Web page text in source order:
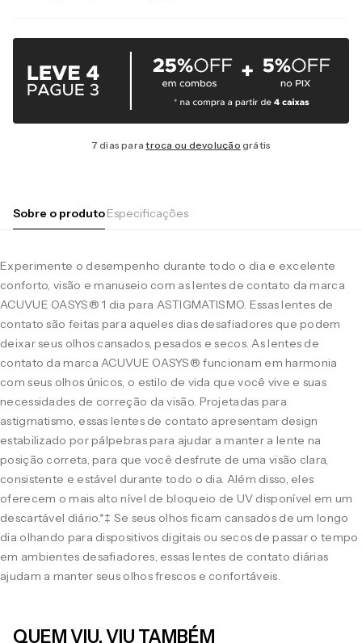
7 dias paratroca ou devolução grátis
Sobre o produtoEspecificações
Experimente o desempenho durante todo o dia e excelente
conforto, visão e manuseio com as lentes de contato da marca
ACUVUE OASYS® 1 dia para ASTIGMATISMO. Essas lentes de
contato são feitas para aqueles dias desafiadores que podem
deixar seus olhos cansados, pesados e secos. As lentes de
contato da marca ACUVUE OASYS® funcionam em harmonia
com seus olhos únicos, o estilo de vida que você vive e suas
necessidades de correção da visão. Projetadas para
astigmatismo, essas lentes de contato apresentam design
estabilizado por pálpebras para ajudar a manter a lente na
posição correta, para que você desfrute de uma visão clara,
consistente e estável durante todo o dia. Além disso, eles
oferecem o mais alto nível de bloqueio de UV disponível em um
descartável diário.*‡ Se seus olhos ficam cansados de um longo
dia olhando para dispositivos digitais ou secos de passar o tempo
em ambientes desafiadores, essas lentes de contato diárias
ajudam a manter seus olhos frescos e confortáveis.
QUEM VIU, VIU TAMBÉM